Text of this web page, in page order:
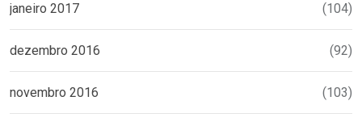
janeiro 2017 (104)
dezembro 2016 (92)
novembro 2016 (103)